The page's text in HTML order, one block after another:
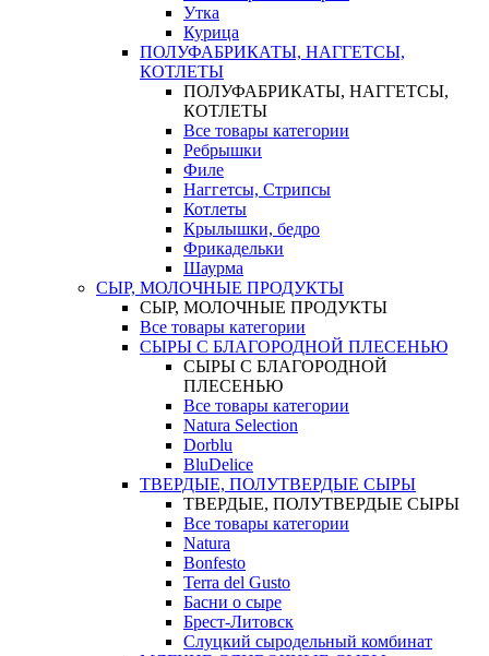
Утка
Курица
ПОЛУФАБРИКАТЫ, НАГГЕТСЫ,
КОТЛЕТЫ
ПОЛУФАБРИКАТЫ, НАГГЕТСЫ,
КОТЛЕТЫ
Все товары категории
Ребрышки
Филе
Наггетсы, Стрипсы
Котлеты
Крылышки, бедро
Фрикадельки
Шаурма
СЫР, МОЛОЧНЫЕ ПРОДУКТЫ
СЫР, МОЛОЧНЫЕ ПРОДУКТЫ
Все товары категории
СЫРЫ С БЛАГОРОДНОЙ ПЛЕСЕНЬЮ
СЫРЫ С БЛАГОРОДНОЙ
ПЛЕСЕНЬЮ
Все товары категории
Natura Selection
Dorblu
BluDelice
ТВЕРДЫЕ, ПОЛУТВЕРДЫЕ СЫРЫ
ТВЕРДЫЕ, ПОЛУТВЕРДЫЕ СЫРЫ
Все товары категории
Natura
Bonfesto
Terra del Gusto
Басни о сыре
Брест-Литовск
Слуцкий сыродельный комбинат